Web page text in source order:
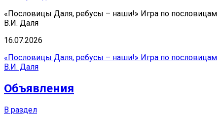
«Пословицы Даля, ребусы – наши!» Игра по пословицам
В.И. Даля
16.07.2026
«Пословицы Даля, ребусы – наши!» Игра по пословицам
В.И. Даля
Объявления
В раздел